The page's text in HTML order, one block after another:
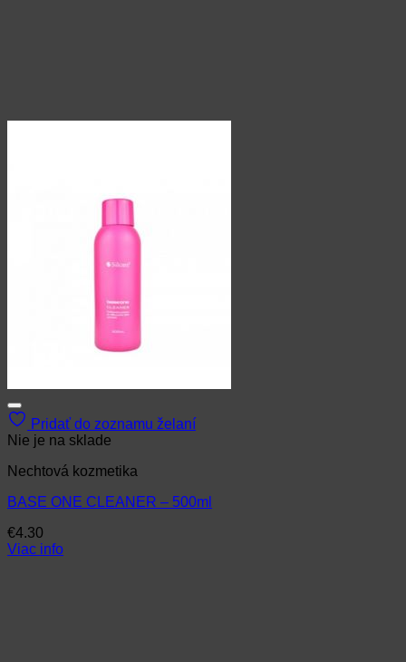
Pridať do zoznamu želaní
Nie je na sklade
Nechtová kozmetika
BASE ONE CLEANER – 500ml
€4.30
Viac info